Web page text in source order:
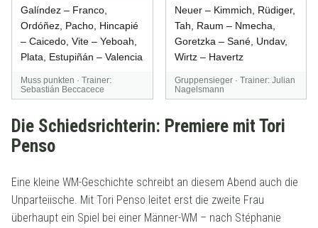
Galíndez – Franco,
Ordóñez, Pacho, Hincapié
– Caicedo, Vite – Yeboah,
Plata, Estupiñán – Valencia
Muss punkten · Trainer:
Sebastián Beccacece
Neuer – Kimmich, Rüdiger,
Tah, Raum – Nmecha,
Goretzka – Sané, Undav,
Wirtz – Havertz
Gruppensieger · Trainer: Julian
Nagelsmann
Die Schiedsrichterin: Premiere mit Tori
Penso
Eine kleine WM-Geschichte schreibt an diesem Abend auch die
Unparteiische. Mit Tori Penso leitet erst die zweite Frau
überhaupt ein Spiel bei einer Männer-WM – nach Stéphanie